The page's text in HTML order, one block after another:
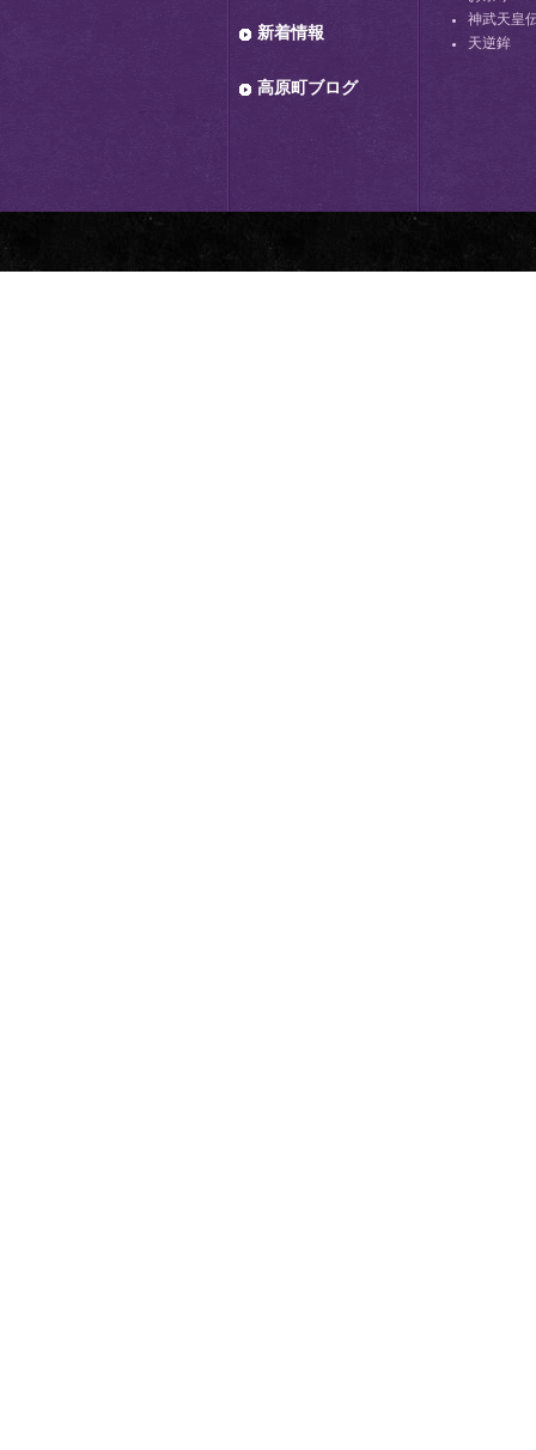
新着情報
高原町ブログ
神武天皇
天逆鉾